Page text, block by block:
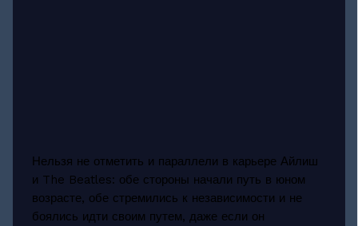
Нельзя не отметить и параллели в карьере Айлиш
и The Beatles: обе стороны начали путь в юном
возрасте, обе стремились к независимости и не
боялись идти своим путем, даже если он